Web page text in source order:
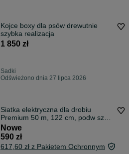
Kojce boxy dla psów drewutnie
szybka realizacja
1 850 zł
Sadki
Odświeżono dnia 27 lipca 2026
Siatka elektryczna dla drobiu
Premium 50 m, 122 cm, podw szpic
zielony
Nowe
590 zł
617,60 zł z Pakietem Ochronnym